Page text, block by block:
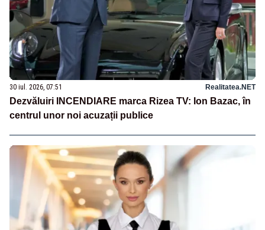
30 iul. 2026, 07:51 Realitatea.NET
Dezvăluiri INCENDIARE marca Rizea TV: Ion Bazac, în
centrul unor noi acuzații publice